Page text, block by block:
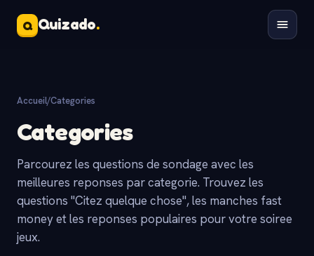
Q Quizado.
Accueil/Categories
Categories
Parcourez les questions de sondage avec les
meilleures reponses par categorie. Trouvez les
questions "Citez quelque chose", les manches fast
money et les reponses populaires pour votre soiree
jeux.